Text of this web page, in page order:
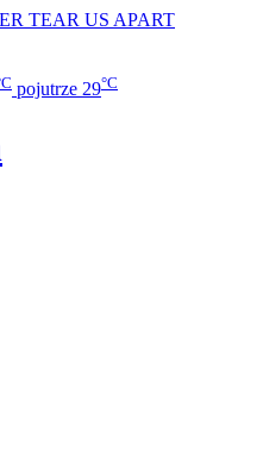
TEAR US APART
pojutrze 29°C